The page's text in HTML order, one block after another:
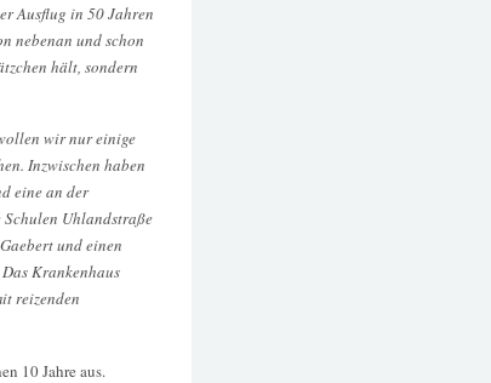
Ausflug in 50 Jahren
nebenan und schon
hält, sondern
wir nur einige
Inzwischen haben
eine an der
Uhlandstraße
und einen
Krankenhaus
reizenden
10 Jahre aus.